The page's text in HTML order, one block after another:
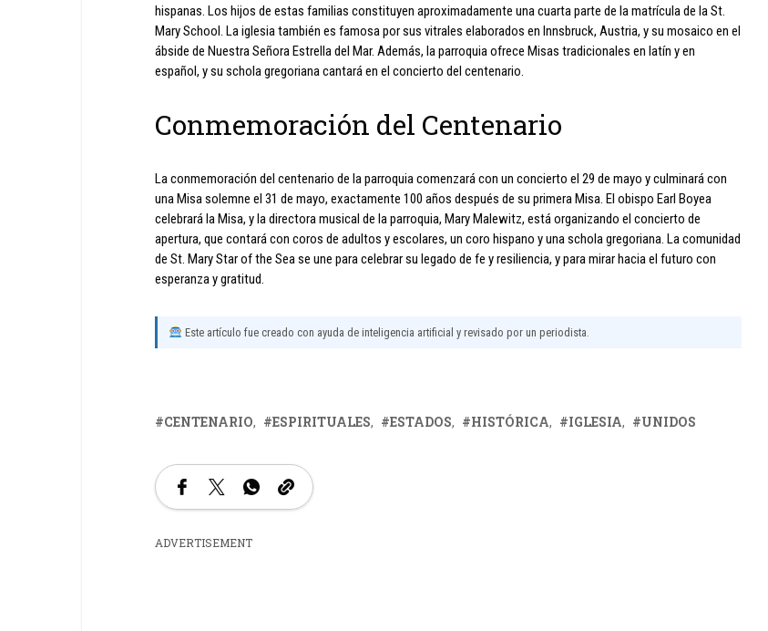
hispanas. Los hijos de estas familias constituyen aproximadamente una cuarta parte de la matrícula de la St.
Mary School. La iglesia también es famosa por sus vitrales elaborados en Innsbruck, Austria, y su mosaico en el
ábside de Nuestra Señora Estrella del Mar. Además, la parroquia ofrece Misas tradicionales en latín y en
español, y su schola gregoriana cantará en el concierto del centenario.
Conmemoración del Centenario
La conmemoración del centenario de la parroquia comenzará con un concierto el 29 de mayo y culminará con
una Misa solemne el 31 de mayo, exactamente 100 años después de su primera Misa. El obispo Earl Boyea
celebrará la Misa, y la directora musical de la parroquia, Mary Malewitz, está organizando el concierto de
apertura, que contará con coros de adultos y escolares, un coro hispano y una schola gregoriana. La comunidad
de St. Mary Star of the Sea se une para celebrar su legado de fe y resiliencia, y para mirar hacia el futuro con
esperanza y gratitud.
Este artículo fue creado con ayuda de inteligencia artificial y revisado por un periodista.
CENTENARIO ESPIRITUALES ESTADOS HISTÓRICA IGLESIA UNIDOS
ADVERTISEMENT